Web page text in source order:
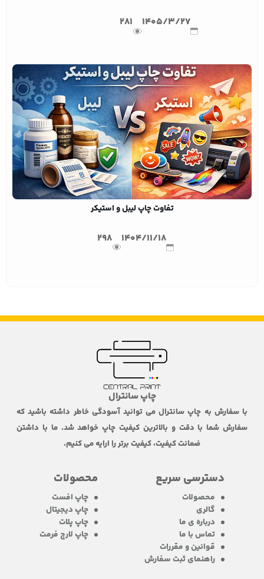
1405/3/27
281
تفاوت چاپ لیبل و استیکر
1404/11/18
298
چاپ سانترال
با سفارش به چاپ سانترال می توانید آسودگی خاطر داشته باشید که
سفارش شما با دقت و بالاترین کیفیت چاپ خواهد شد. ما با داشتن
ضمانت کیفیت، کیفیت برتر را ارایه می کنیم.
دسترسی سریع
محصولات
گالری
درباره ی ما
تماس با ما
قوانین و مقررات
راهنمای ثبت سفارش
محصولات
چاپ افست
چاپ دیجیتال
چاپ پلات
چاپ لارج فرمت